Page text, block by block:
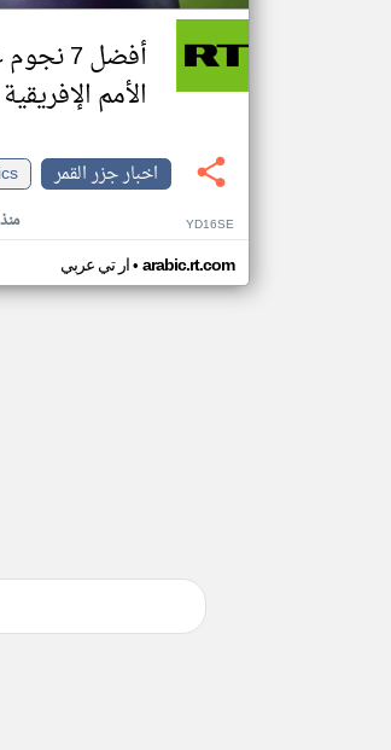
أفضل
الأمم الإفريقية 2025
اخبار جزر القمر
منذ ٦ YD16SE
ار تي عربي• arabic.rt.com